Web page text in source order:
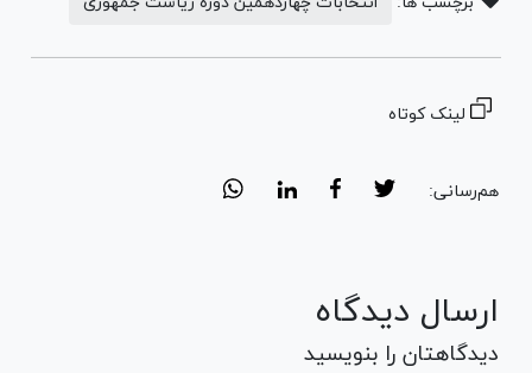
لینک کوتاه
هم‌رسانی:
ارسال دیدگاه
دیدگاهتان را بنویسید